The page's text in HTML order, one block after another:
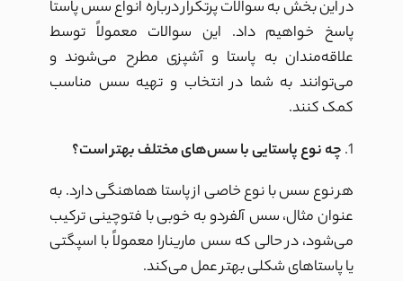
در این بخش به سوالات پرتکرار درباره انواع سس پاستا
پاسخ خواهیم داد. این سوالات معمولاً توسط
علاقه‌مندان به پاستا و آشپزی مطرح می‌شوند و
می‌توانند به شما در انتخاب و تهیه سس مناسب
کمک کنند.
1. چه نوع پاستایی با سس‌های مختلف بهتر است؟
هر نوع سس با نوع خاصی از پاستا هماهنگی دارد. به
عنوان مثال، سس آلفردو به خوبی با فتوچینی ترکیب
می‌شود، در حالی که سس مارینارا معمولاً با اسپگتی
یا پاستاهای شکلی بهتر عمل می‌کند.